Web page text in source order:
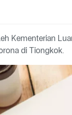
Kementerian
di Tiongkok.